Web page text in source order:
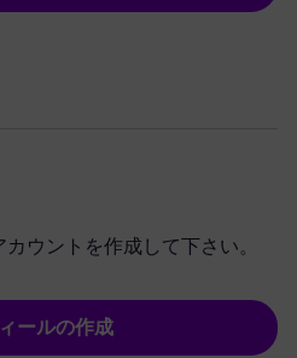
ウントを作成して下さい。
ールの作成